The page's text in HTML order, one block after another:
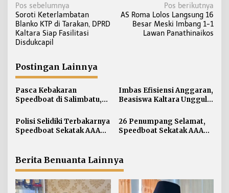
N
a
v
i
a
s
i
p
o
s
Pos sebelumnya
Soroti Keterlambatan
Blanko KTP di Tarakan, DPRD
Kaltara Siap Fasilitasi
Disdukcapil
Pos berikutnya
AS Roma Lolos Langsung 16
Besar Meski Imbang 1-1
Lawan Panathinaikos
Postingan Lainnya
Pasca Kebakaran
Speedboat di Salimbatu,
Pentingnya Standar
Keselamatan
Imbas Efisiensi Anggaran,
Beasiswa Kaltara Unggul
Skema
Polisi Selidiki Terbakarnya
Speedboat Sekatak AAA
26 Penumpang Selamat,
Speedboat Sekatak AAA
Berita Benuanta Lainnya